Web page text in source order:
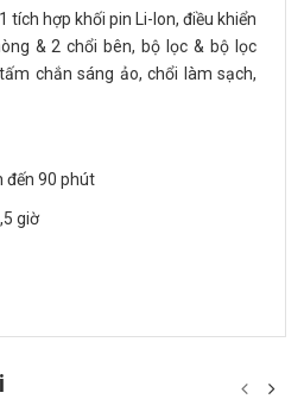
tích hợp khối pin Li-Ion, điều khiển
& 2 chổi bên, bộ lọc & bộ lọc
chắn sáng ảo, chổi làm sạch,
đến 90 phút
giờ